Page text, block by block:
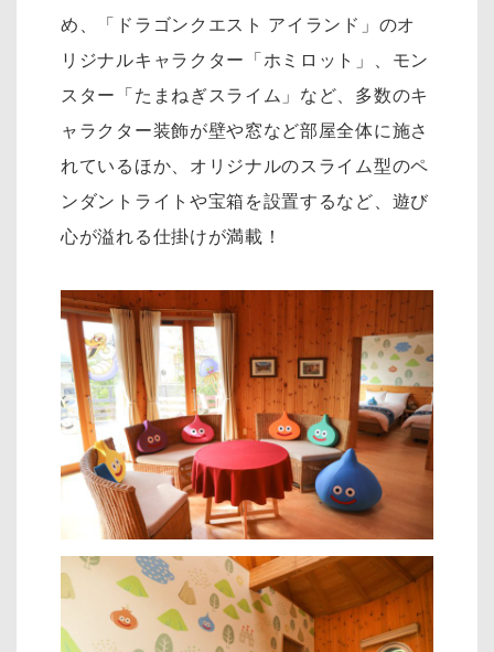
め、「ドラゴンクエスト アイランド」のオ
リジナルキャラクター「ホミロット」、モン
スター「たまねぎスライム」など、多数のキ
ャラクター装飾が壁や窓など部屋全体に施さ
れているほか、オリジナルのスライム型のペ
ンダントライトや宝箱を設置するなど、遊び
心が溢れる仕掛けが満載！